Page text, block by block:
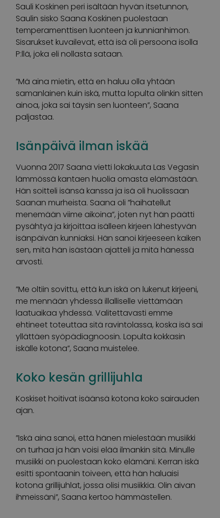
Sauli Koskinen peri isältään hyvän itsetunnon,
Saulin sisko Saana Koskinen puolestaan
temperamenttisen luonteen ja kunnianhimon.
Sisarukset kuvailevat, että isä oli persoona isolla
P:llä, joka eli nollasta sataan.
”Mä aina mietin, että en haluu olla yhtään
samanlainen kuin iskä, mutta lopulta olinkin sitten
ainoa, joka sai täysin sen luonteen”, Saana
paljastaa.
Isänpäivä ilman iskää
Vuonna 2017 Saana vietti lokakuuta Las Vegasin
lämmössä kantaen huolia omasta elämästään.
Hän soitteli isänsä kanssa ja isä oli huolissaan
Saanan murheista. Saana oli ”haihatellut
menemään viime aikoina”, joten nyt hän päätti
pysähtyä ja kirjoittaa isälleen kirjeen lähestyvän
isänpäivän kunniaksi. Hän sanoi kirjeeseen kaiken
sen, mitä hän isästään ajatteli ja mitä hänessä
arvosti.
”Me oltiin sovittu, että kun iskä on lukenut kirjeeni,
me mennään yhdessä illalliselle viettämään
laatuaikaa yhdessä. Valitettavasti emme
ehtineet toteuttaa sitä ravintolassa, koska isä sai
yllättäen syöpädiagnoosin. Lopulta kokkasin
iskälle kotona”, Saana muistelee.
Koko kesän grillijuhla
Koskiset hoitivat isäänsä kotona koko sairauden
ajan.
”Iskä aina sanoi, että hänen mielestään musiikki
on turhaa ja hän voisi elää ilmankin sitä. Minulle
musiikki on puolestaan koko elämäni. Kerran iskä
esitti spontaanin toiveen, että hän haluaisi
kotona grillijuhlat, jossa olisi musiikkia. Olin aivan
ihmeissäni”, Saana kertoo hämmästellen.